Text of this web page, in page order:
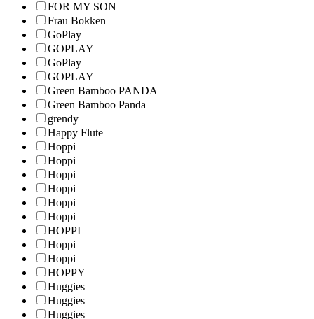
FOR MY SON
Frau Bokken
GoPlay
GOPLAY
GoPlay
GOPLAY
Green Bamboo PANDA
Green Bamboo Panda
grendy
Happy Flute
Hoppi
Hoppi
Hoppi
Hoppi
Hoppi
Hoppi
HOPPI
Hoppi
Hoppi
HOPPY
Huggies
Huggies
Huggies